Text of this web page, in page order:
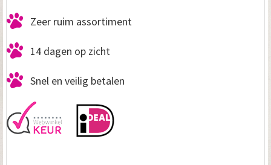
Zeer ruim assortiment
14 dagen op zicht
Snel en veilig betalen